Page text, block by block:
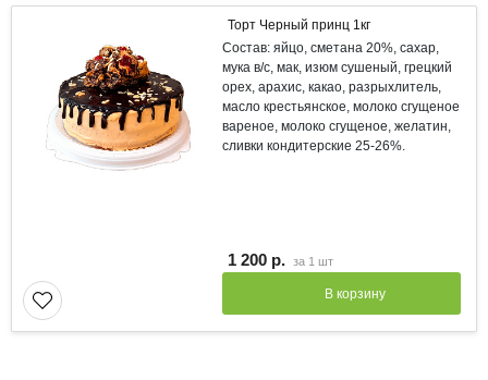
Торт Черный принц 1кг
Состав: яйцо, сметана 20%, сахар,
мука в/с, мак, изюм сушеный, грецкий
орех, арахис, какао, разрыхлитель,
масло крестьянское, молоко сгущеное
вареное, молоко сгущеное, желатин,
сливки кондитерские 25-26%.
1 200 р. за 1 шт
В корзину